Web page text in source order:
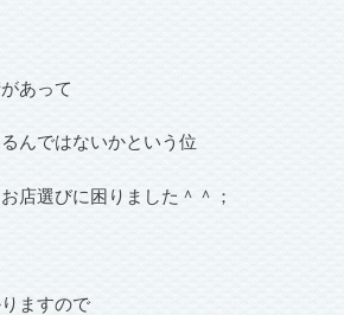
あって
んではないかという位
店選びに困りました＾＾；
ますので